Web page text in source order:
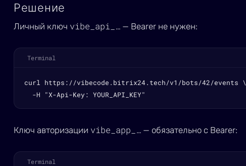
Решение
Личный ключ vibe_api_… — Bearer не нужен:
Terminal
curl https://vibecode.bitrix24.tech/v1/bots/42/events \
  -H "X-Api-Key: YOUR_API_KEY"
Ключ авторизации vibe_app_… — обязательно с Bearer:
Terminal